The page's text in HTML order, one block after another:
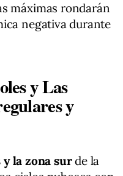
máximas rondarán
negativa durante
y Las
y
y la zona surde la